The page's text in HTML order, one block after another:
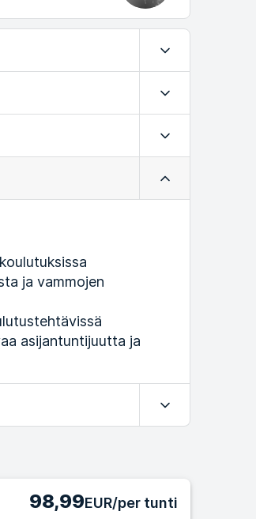
Laajenna
Laajenna
Laajenna
Kokoa
ja vammojen
asijantuntijuutta ja
Laajenna
98,99EUR/per tunti